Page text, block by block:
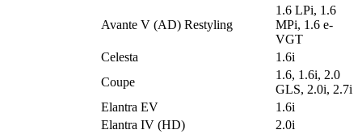
Avante V (AD) Restyling
1.6 LPi, 1.6
MPi, 1.6 e-
VGT
Celesta
1.6i
Coupe
1.6, 1.6i, 2.0
GLS, 2.0i, 2.7i
Elantra EV
1.6i
Elantra IV (HD)
2.0i